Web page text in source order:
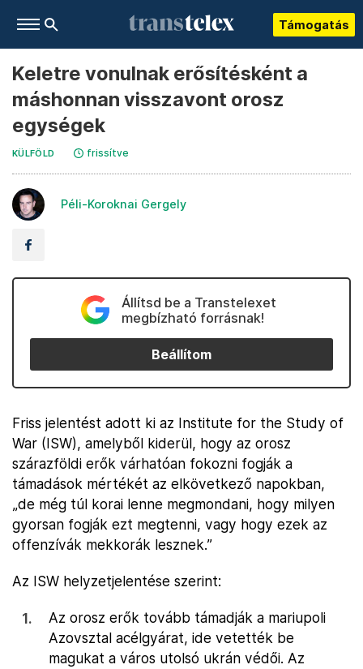
Támogatás
Keletre vonulnak erősítésként a
máshonnan visszavont orosz
egységek
KÜLFÖLD frissítve
Péli-Koroknai Gergely
Állítsd be a Transtelexet
megbízható forrásnak!
Beállítom
Friss jelentést adott ki az Institute for the Study of
War (ISW), amelyből kiderül, hogy az orosz
szárazföldi erők várhatóan fokozni fogják a
támadások mértékét az elkövetkező napokban,
„de még túl korai lenne megmondani, hogy milyen
gyorsan fogják ezt megtenni, vagy hogy ezek az
offenzívák mekkorák lesznek.”
Az ISW helyzetjelentése szerint:
Az orosz erők tovább támadják a mariupoli
Azovsztal acélgyárat, ide vetették be
magukat a város utolsó ukrán védői. Az